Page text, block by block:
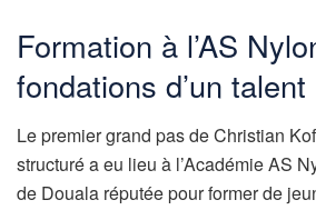
Formation à l’AS
fondations d’un talent
Le premier grand pas de Christian
structuré a eu lieu à l’Académie AS
de Douala réputée pour former de